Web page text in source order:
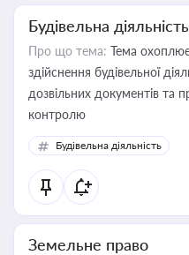
Будівельна діяльність
Про що тема: Тема
здійснення будівельної
дозвільних документів та
контролю
Будівельна діяльність
Земельне право